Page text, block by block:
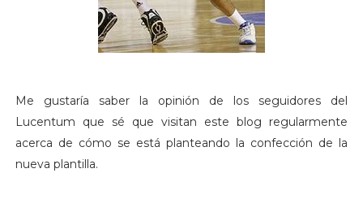
Me gustaría saber la opinión de los seguidores del
Lucentum que sé que visitan este blog regularmente
acerca de cómo se está planteando la confección de la
nueva plantilla.